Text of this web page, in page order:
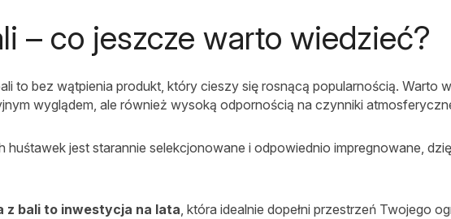
– co jeszcze warto wiedzieć?
to bez wątpienia produkt, który cieszy się rosnącą popularnością. Warto
wyglądem, ale również wysoką odpornością na czynniki
jest starannie selekcjonowane i odpowiednio impregnowane,
z bali to inwestycja na lata, która idealnie dopełni przestrzeń Twojego